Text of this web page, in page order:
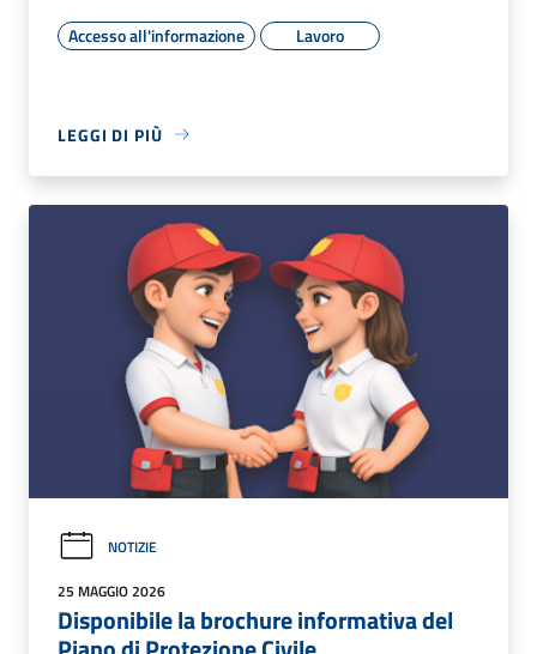
Accesso all'informazione Lavoro
LEGGI DI PIÙ
NOTIZIE
25 MAGGIO 2026
Disponibile la brochure informativa del